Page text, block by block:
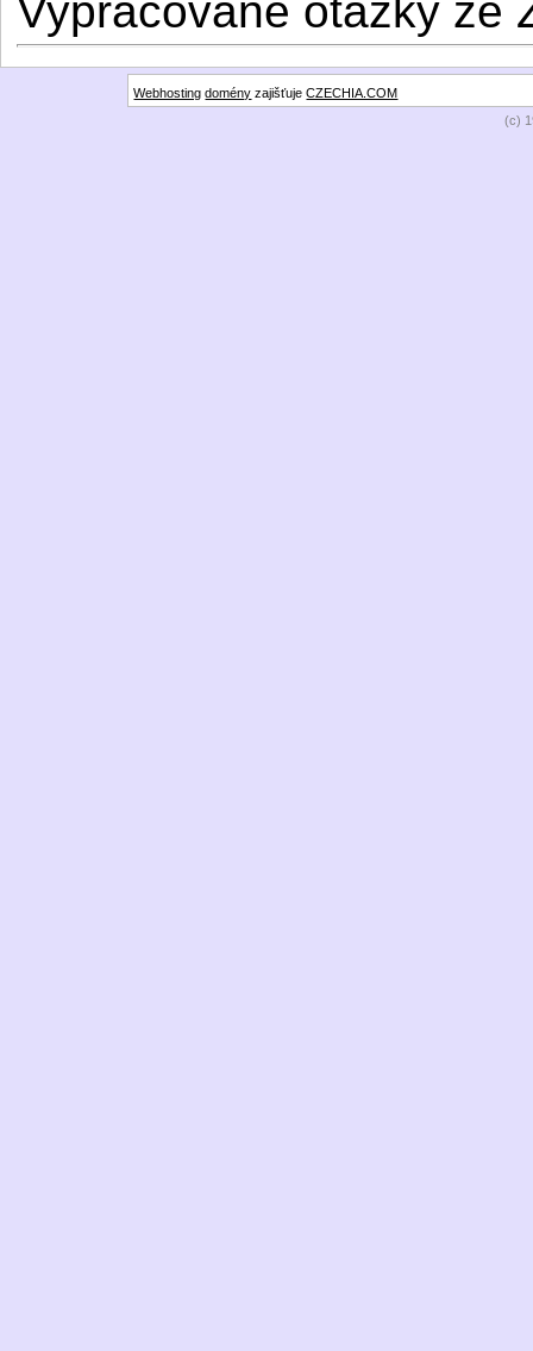
Vypracované otázky ze
Webhosting domény zajišťujeCZECHIA.COM
(c)